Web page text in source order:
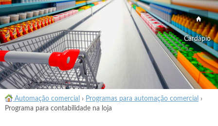
Cardápio
Automação comercial › Programas para automação comercial
›
Programa para contabilidade na loja